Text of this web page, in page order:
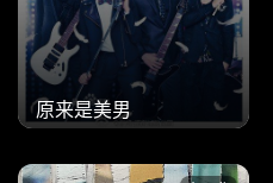
原来是美男